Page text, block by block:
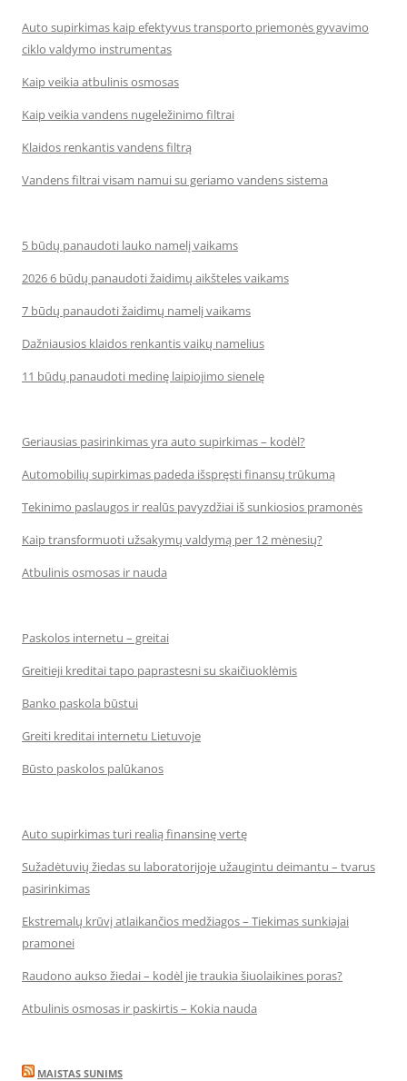
Auto supirkimas kaip efektyvus transporto priemonės gyvavimo
ciklo valdymo instrumentas
Kaip veikia atbulinis osmosas
Kaip veikia vandens nugeležinimo filtrai
Klaidos renkantis vandens filtrą
Vandens filtrai visam namui su geriamo vandens sistema
5 būdų panaudoti lauko namelį vaikams
2026 6 būdų panaudoti žaidimų aikšteles vaikams
7 būdų panaudoti žaidimų namelį vaikams
Dažniausios klaidos renkantis vaikų namelius
11 būdų panaudoti medinę laipiojimo sienelę
Geriausias pasirinkimas yra auto supirkimas – kodėl?
Automobilių supirkimas padeda išspręsti finansų trūkumą
Tekinimo paslaugos ir realūs pavyzdžiai iš sunkiosios pramonės
Kaip transformuoti užsakymų valdymą per 12 mėnesių?
Atbulinis osmosas ir nauda
Paskolos internetu – greitai
Greitieji kreditai tapo paprastesni su skaičiuoklėmis
Banko paskola būstui
Greiti kreditai internetu Lietuvoje
Būsto paskolos palūkanos
Auto supirkimas turi realią finansinę vertę
Sužadėtuvių žiedas su laboratorijoje užaugintu deimantu – tvarus
pasirinkimas
Ekstremalų krūvį atlaikančios medžiagos – Tiekimas sunkiajai
pramonei
Raudono aukso žiedai – kodėl jie traukia šiuolaikines poras?
Atbulinis osmosas ir paskirtis – Kokia nauda
MAISTAS SUNIMS